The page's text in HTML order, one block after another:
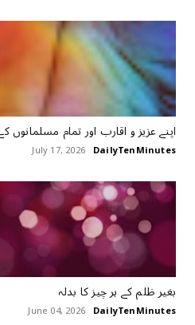
اپنے عزیز و اقارب اور تمام مسلمانوں
DailyTenMinutes
July 17, 2026
بغیر ظلم کے ہر چیز کا بدلہ
DailyTenMinutes
June 04, 2026